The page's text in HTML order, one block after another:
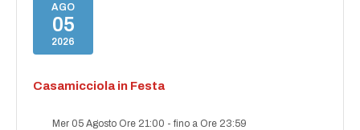
AGO
05
2026
Casamicciola in Festa
Mer 05 Agosto Ore 21:00 -fino a Ore 23:59